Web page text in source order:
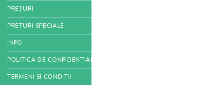
PREȚURI
PRETURI SPECIALE
INFO
POLITICA DE CONFIDENTIALITATE
TERMENI SI CONDITII